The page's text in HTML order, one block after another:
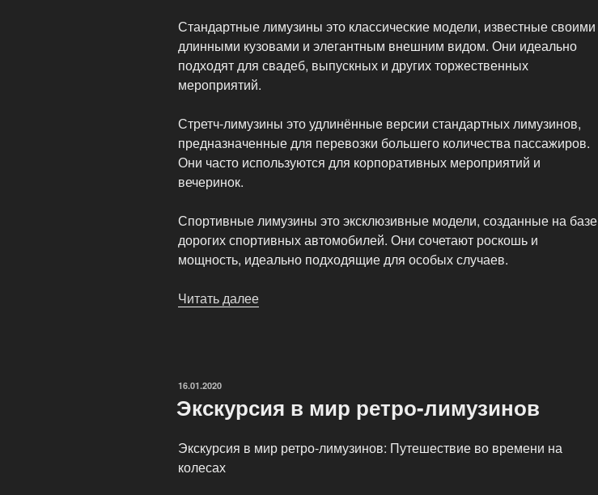
Стандартные лимузины это классические модели, известные своими
длинными кузовами и элегантным внешним видом. Они идеально
подходят для свадеб, выпускных и других торжественных
мероприятий.
Стретч-лимузины это удлинённые версии стандартных лимузинов,
предназначенные для перевозки большего количества пассажиров.
Они часто используются для корпоративных мероприятий и
вечеринок.
Спортивные лимузины это эксклюзивные модели, созданные на базе
дорогих спортивных автомобилей. Они сочетают роскошь и
мощность, идеально подходящие для особых случаев.
Читать далее
ОПУБЛИКОВАНО
16.01.2020
Экскурсия в мир ретро-лимузинов
Экскурсия в мир ретро-лимузинов: Путешествие во времени на
колесах